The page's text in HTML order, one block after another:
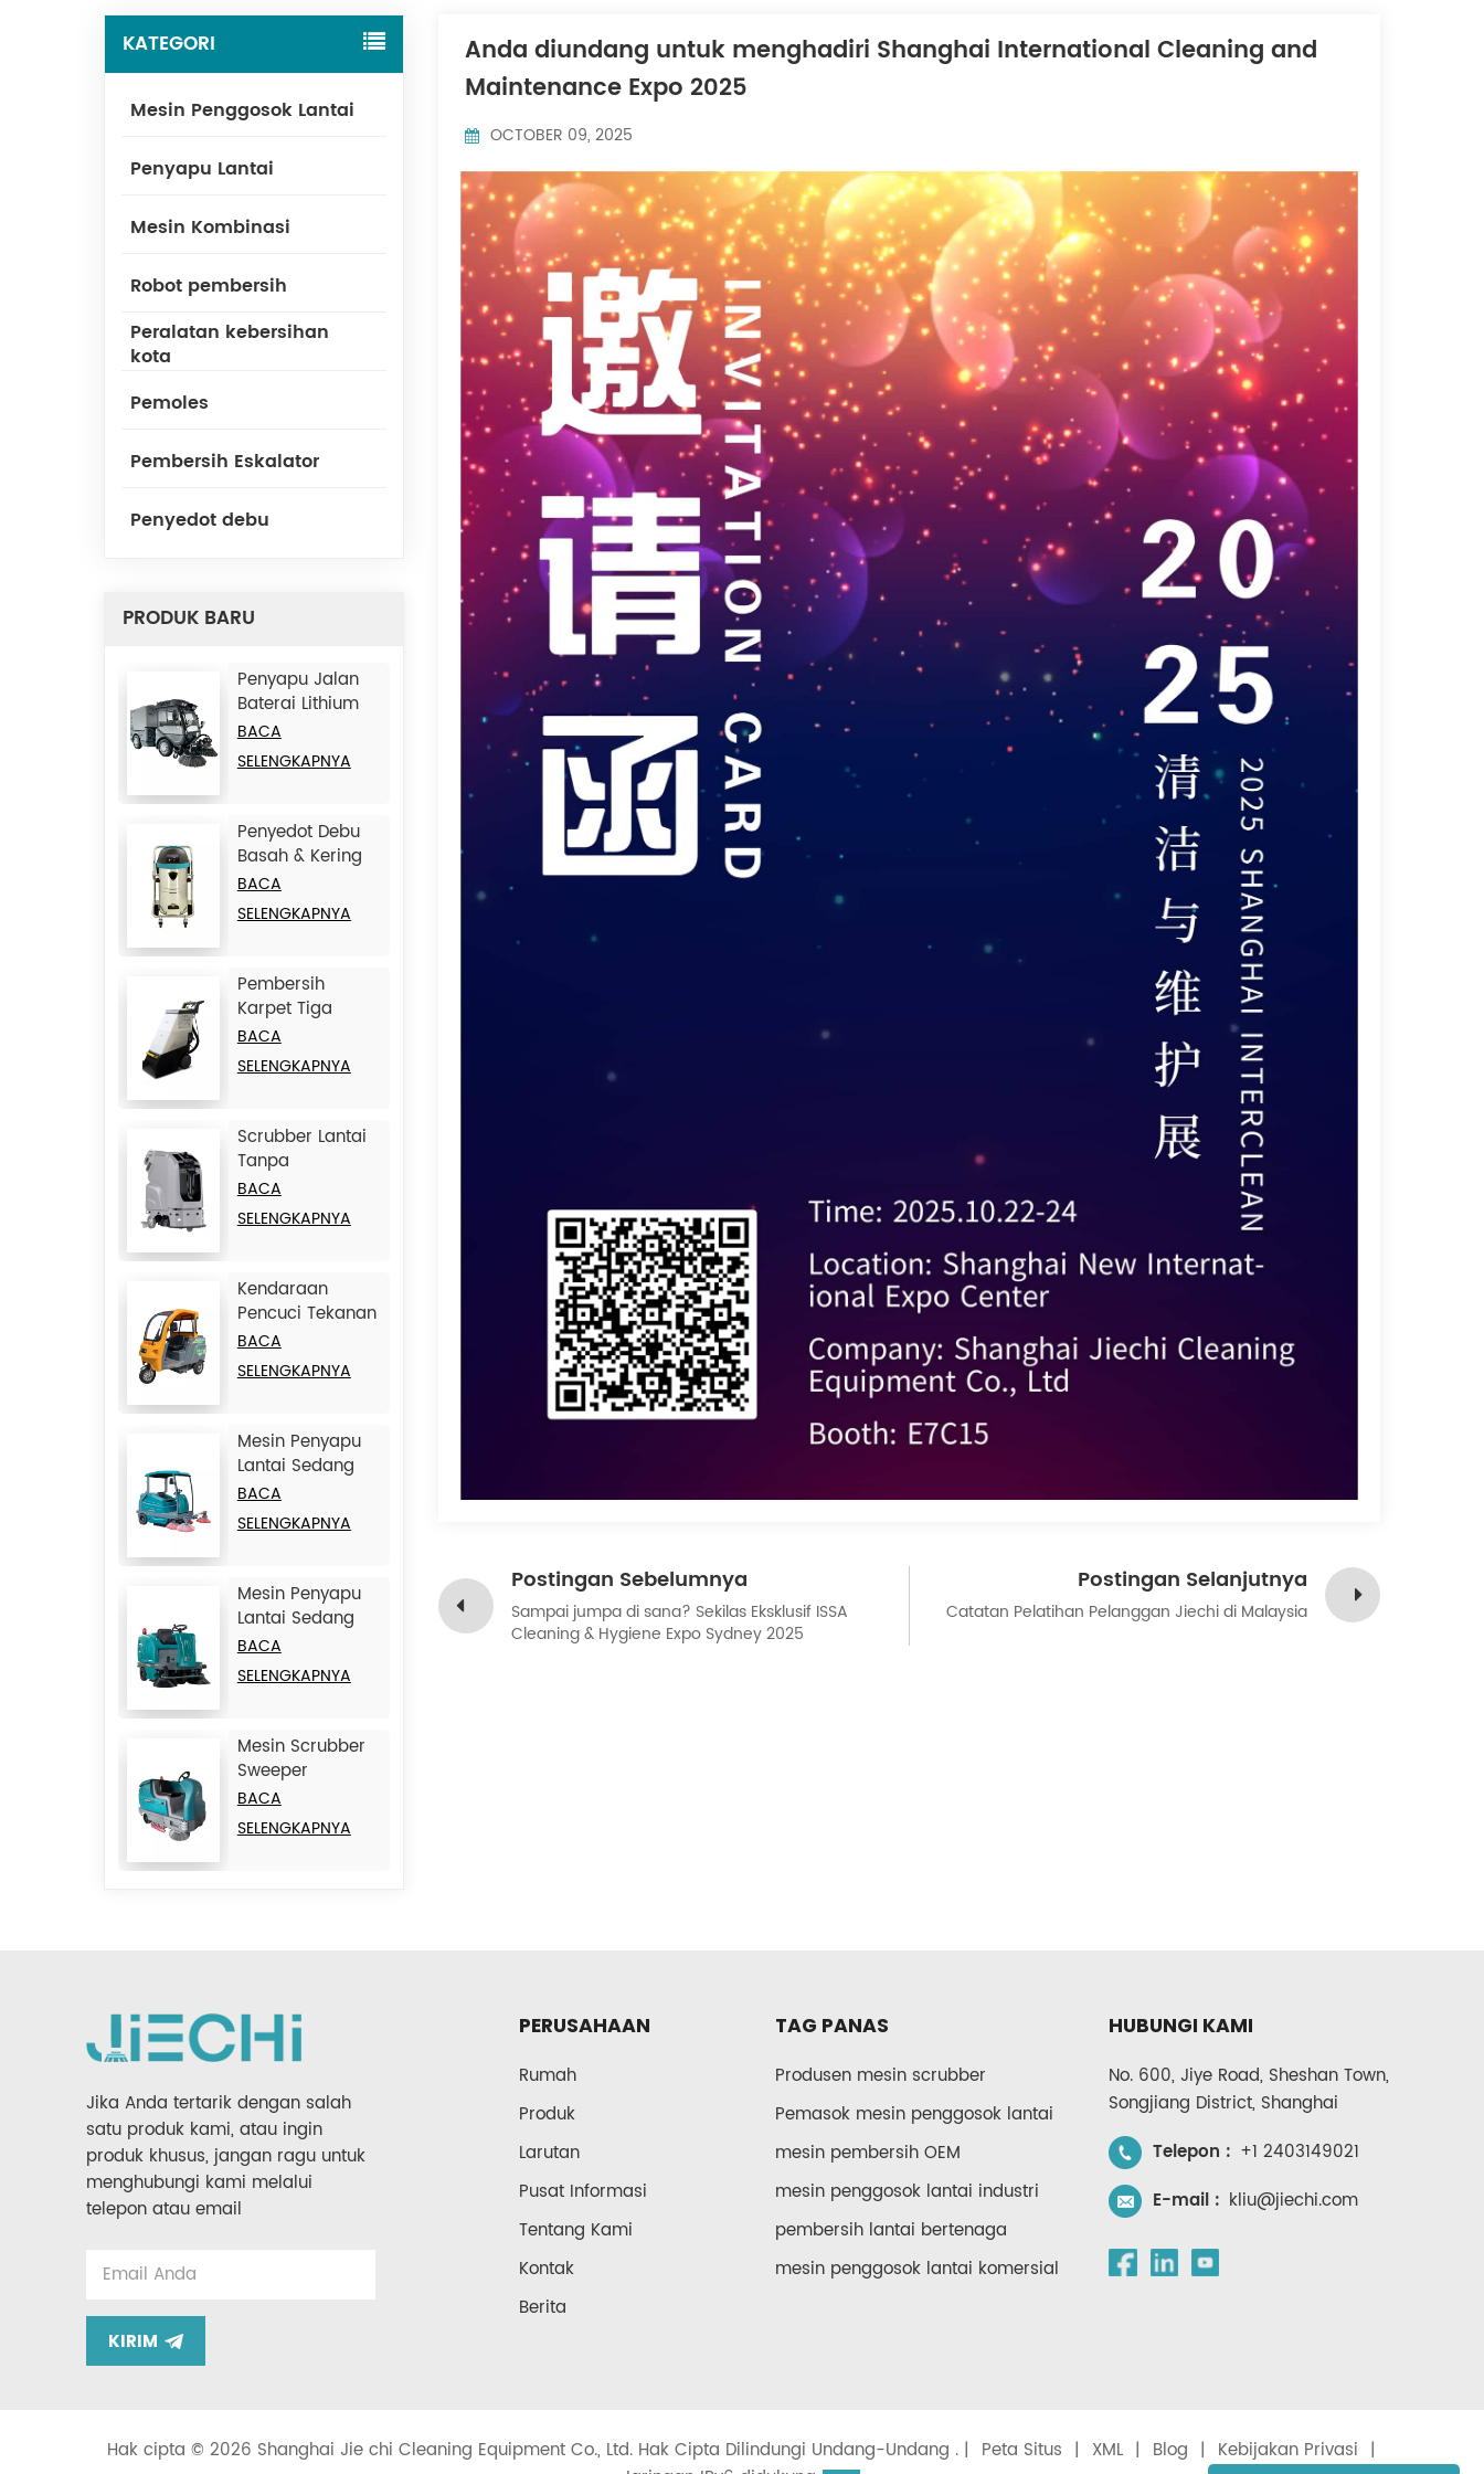
Tiếng Việt
KATEGORI
Mesin Penggosok Lantai
Penyapu Lantai
Mesin Kombinasi
Robot pembersih
Peralatan kebersihan
kota
Pemoles
Pembersih Eskalator
Penyedot debu
PRODUK BARU
Penyapu Jalan
Baterai Lithium
JC-D9
BACA
SELENGKAPNYA
Penyedot Debu
Basah & Kering
Besi JC1245
BACA
SELENGKAPNYA
Pembersih
Karpet Tiga
dalam Satu
JIECHI C15
BACA
SELENGKAPNYA
Scrubber Lantai
Tanpa
Pengemudi
Cerdas Besar
JIECHI JC80
BACA
SELENGKAPNYA
Kendaraan
Pencuci Tekanan
Tinggi 3 Roda
JIECHI Q1
BACA
SELENGKAPNYA
Mesin Penyapu
Lantai Sedang
JIECHI BA2100
BACA
SELENGKAPNYA
Mesin Penyapu
Lantai Sedang
JIECHI BA1400
BACA
SELENGKAPNYA
Mesin Scrubber
Sweeper
Kombinasi Besar
yang Dapat
Dinaiki JIECHI
BACA
SELENGKAPNYA
Anda diundang untuk menghadiri Shanghai International Cleaning and
Maintenance Expo 2025
OCTOBER 09, 2025
Postingan Sebelumnya
Sampai jumpa di sana? Sekilas Eksklusif ISSA
Cleaning & Hygiene Expo Sydney 2025
Postingan Selanjutnya
Catatan Pelatihan Pelanggan Jiechi di Malaysia
Jika Anda tertarik dengan salah
satu produk kami, atau ingin
produk khusus, jangan ragu untuk
menghubungi kami melalui
telepon atau email
KIRIM
PERUSAHAAN
Rumah
Produk
Larutan
Pusat Informasi
Tentang Kami
Kontak
Berita
TAG PANAS
Produsen mesin scrubber
Pemasok mesin penggosok lantai
mesin pembersih OEM
mesin penggosok lantai industri
pembersih lantai bertenaga
mesin penggosok lantai komersial
HUBUNGI KAMI
No. 600, Jiye Road, Sheshan Town,
Songjiang District, Shanghai
Telepon : +1 2403149021
E-mail : kliu@jiechi.com
Hak cipta © 2026 Shanghai Jie chi Cleaning Equipment Co., Ltd. Hak Cipta Dilindungi Undang-Undang . | Peta Situs | XML | Blog | Kebijakan Privasi |